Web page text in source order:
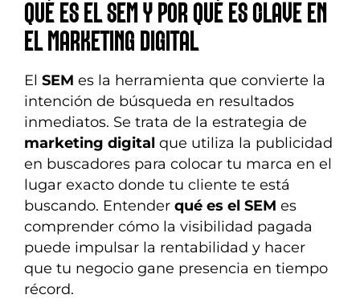
QUÉ ES EL SEM Y POR QUÉ ES CLAVE EN
EL MARKETING DIGITAL
El SEM es la herramienta que convierte la
intención de búsqueda en resultados
inmediatos. Se trata de la estrategia de
marketing digital que utiliza la publicidad
en buscadores para colocar tu marca en el
lugar exacto donde tu cliente te está
buscando. Entender qué es el SEM es
comprender cómo la visibilidad pagada
puede impulsar la rentabilidad y hacer
que tu negocio gane presencia en tiempo
récord.